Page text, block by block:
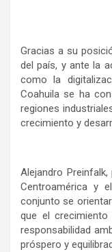
Gracias a su
del país, y ante la
como la
Coahuila se ha
regiones
crecimiento y
Alejandro
Centroamérica y
conjunto se
que el
responsabilidad
próspero y